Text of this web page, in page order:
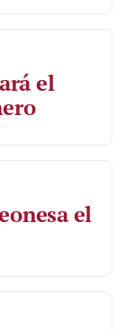
el
el